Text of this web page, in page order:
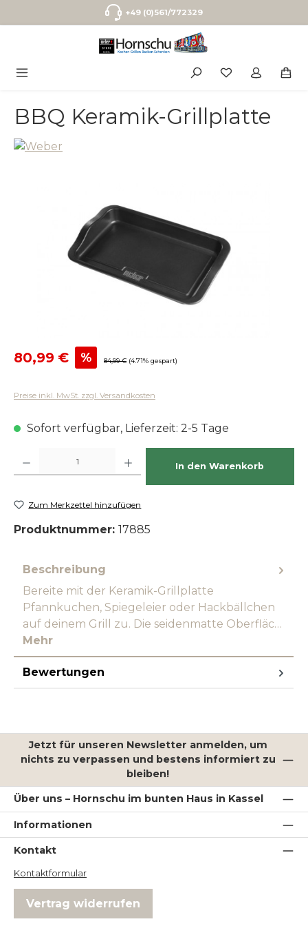
Zum Hauptinhalt springen+49 (0)561/772329
BBQ Keramik-Grillplatte
Verkaufspreis:
80,99 € % Regulärer Preis:
84,99 € (4.71% gespart)
Preise inkl. MwSt. zzgl. Versandkosten
Sofort verfügbar, Lieferzeit: 2-5 Tage
In den Warenkorb
Zum Merkzettel hinzufügen
Produktnummer: 17885
Beschreibung
Bereite mit der Keramik-Grillplatte
Pfannkuchen, Spiegeleier oder Hackbällchen
auf deinem Grill zu. Die seidenmatte Oberfläc…
Mehr
Bewertungen
Jetzt für unseren Newsletter anmelden, um
nichts zu verpassen und bestens informiert zu
bleiben!
Über uns – Hornschu im bunten Haus in Kassel
Informationen
Kontakt
Kontaktformular
Vertrag widerrufen